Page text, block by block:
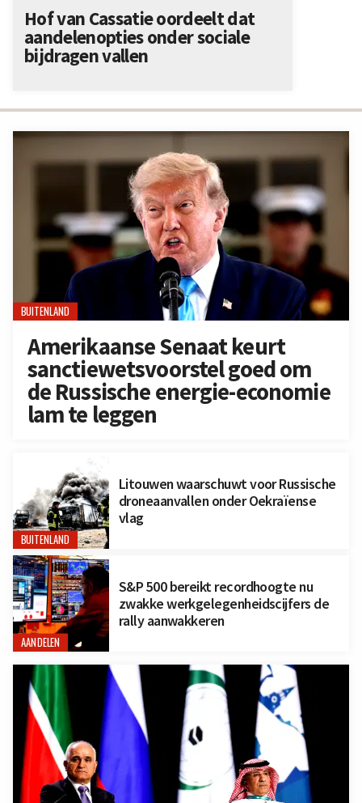
BUITENLAND
Amerikaanse Senaat keurt
sanctiewetsvoorstel goed om
de Russische energie-economie
lam te leggen
BUITENLAND
Litouwen waarschuwt voor Russische
droneaanvallen onder Oekraïense
vlag
AANDELEN
S&P 500 bereikt recordhoogte nu
zwakke werkgelegenheidscijfers de
rally aanwakkeren
Hof van Cassatie oordeelt dat
aandelenopties onder sociale
bijdragen vallen